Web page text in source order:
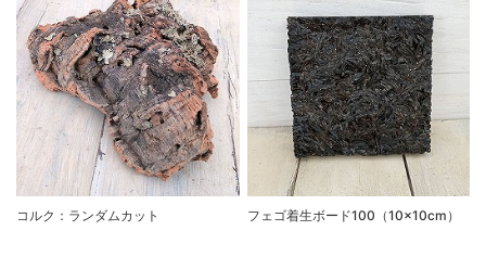
コルク：ランダムカット フェゴ着生ボード100（10×10cm）